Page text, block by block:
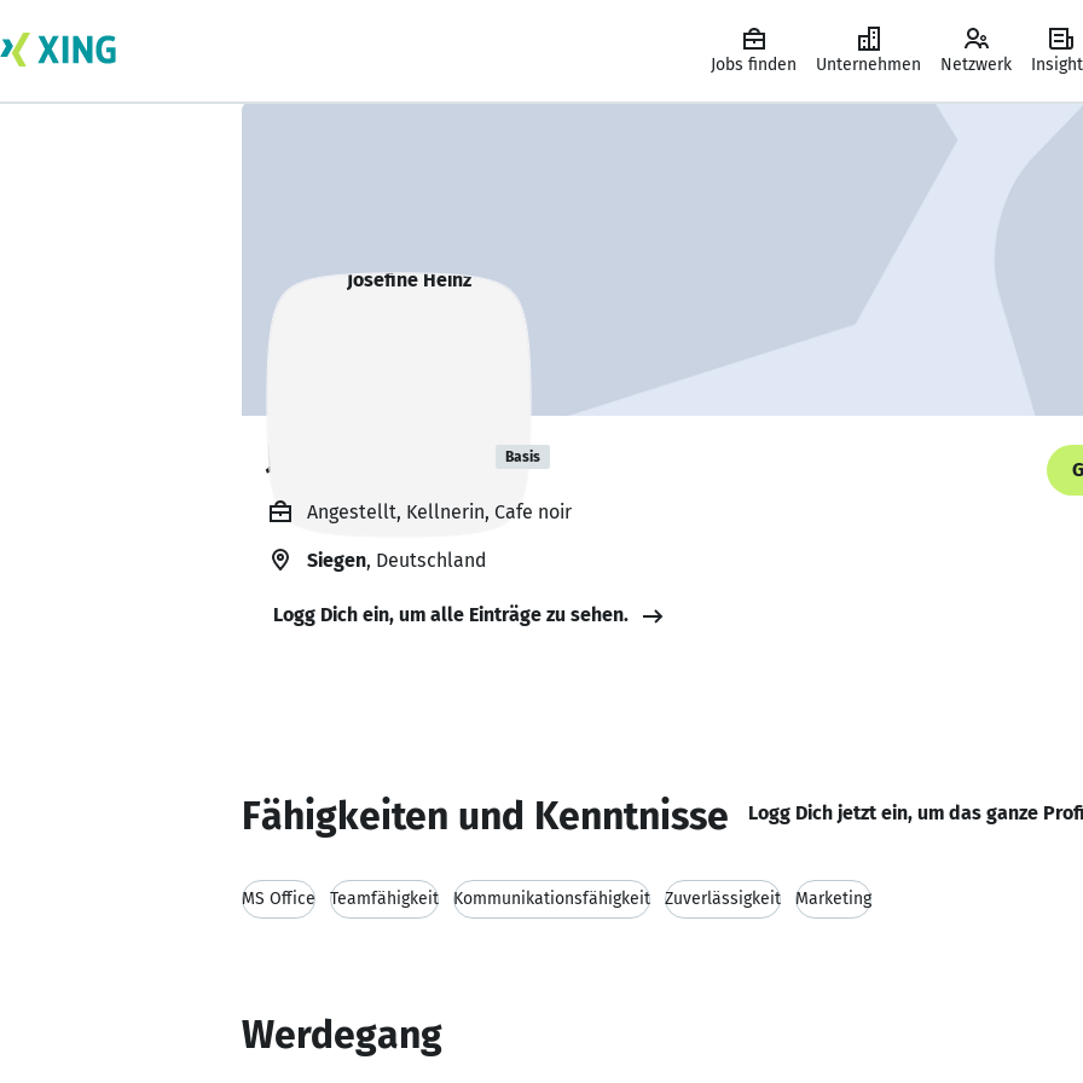
Jobs finden Unternehmen Netzwerk
Josefine Heinz Basis
Angestellt, Kellnerin, Cafe noir
Siegen, Deutschland
Logg Dich ein, um alle Einträge zu sehen.
Fähigkeiten und Kenntnisse Logg Dich jetzt ein, um das ganze
MS Office Teamfähigkeit Kommunikationsfähigkeit Zuverlässigkeit Marketing
Werdegang